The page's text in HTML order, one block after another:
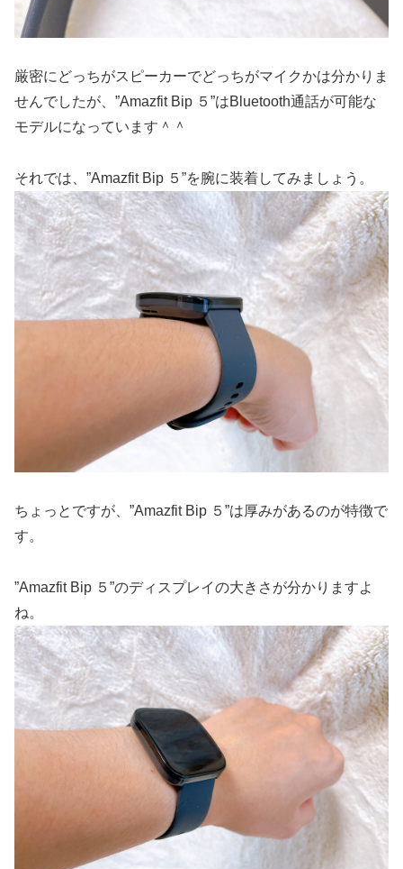
厳密にどっちがスピーカーでどっちがマイクかは分かりま
せんでしたが、”Amazfit Bip ５”はBluetooth通話が可能な
モデルになっています＾＾
それでは、”Amazfit Bip ５”を腕に装着してみましょう。
ちょっとですが、”Amazfit Bip ５”は厚みがあるのが特徴で
す。
”Amazfit Bip ５”のディスプレイの大きさが分かりますよ
ね。